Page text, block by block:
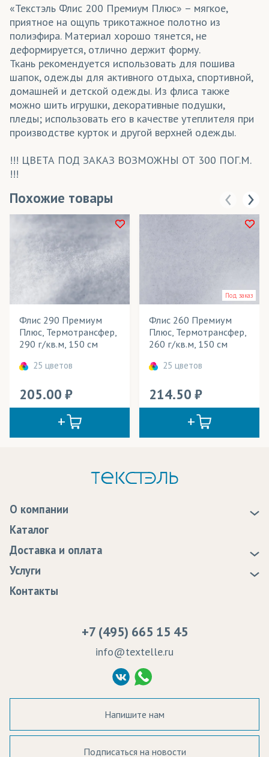
«Текстэль Флис 200 Премиум Плюс» – мягкое,
приятное на ощупь трикотажное полотно из
полиэфира. Материал хорошо тянется, не
деформируется, отлично держит форму.
Ткань рекомендуется использовать для пошива
шапок, одежды для активного отдыха, спортивной,
домашней и детской одежды. Из флиса также
можно шить игрушки, декоративные подушки,
пледы; использовать его в качестве утеплителя при
производстве курток и другой верхней одежды.
!!! ЦВЕТА ПОД ЗАКАЗ ВОЗМОЖНЫ ОТ 300 ПОГ.М.
!!!
Похожие товары
Флис 290 Премиум
Плюс, Термотрансфер,
290 г/кв.м, 150 см
25 цветов
205.00
Под заказ
Флис 260 Премиум
Плюс, Термотрансфер,
260 г/кв.м, 150 см
25 цветов
214.50
О компании
Статьи
Программа лояльности
Сертификаты качества
Судебные решения
Политика Конфиденциальности
Согласие на обработку ПД
Каталог
Доставка и оплата
Доставка
Оплата
Услуги
Образцы
Контакты
+7 (495) 665 15 45
info@textelle.ru
Напишите нам
Подписаться на новости